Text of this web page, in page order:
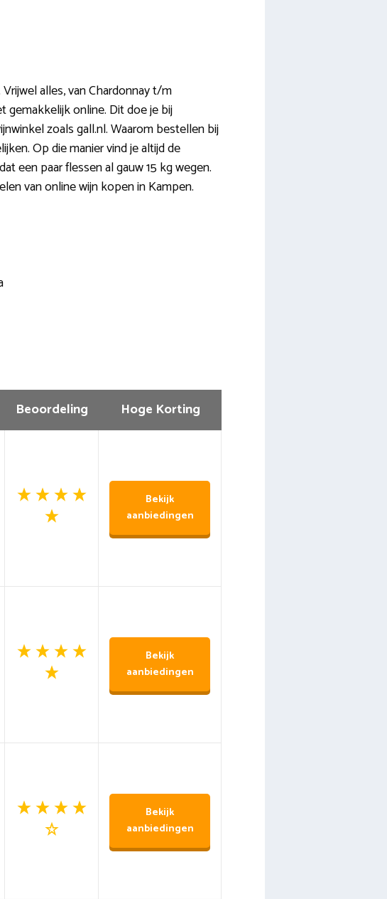
alles, van Chardonnay t/m
gemakkelijk online. Dit doe je bij
zoals gall.nl. Waarom bestellen bij
Op die manier vind je altijd de
een paar flessen al gauw 15 kg wegen.
van online wijn kopen in Kampen.
Beoordeling Hoge Korting
Bekijk
aanbiedingen
Bekijk
aanbiedingen
Bekijk
aanbiedingen